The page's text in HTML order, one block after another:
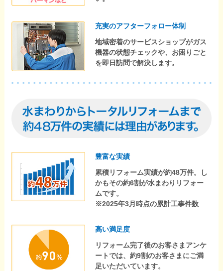
充実のアフターフォロー体制
地域密着のサービスショップがガス
機器の状態チェックや、お困りごと
を即日訪問で解決します。
豊富な実績
累積リフォーム実績が約48万件。し
かもその約6割が水まわりリフォー
ムです。
※2025年3月時点の累計工事件数
高い満足度
リフォーム完了後のお客さまアンケ
ートでは、約9割のお客さまにご満
足いただいています。